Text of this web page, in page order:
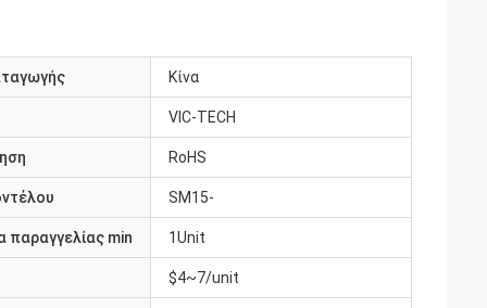
Κίνα
VIC-TECH
RoHS
SM15-
παραγγελίας min 1Unit
$4~7/unit